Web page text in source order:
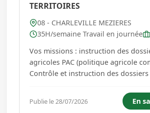
TERRITOIRES
08 - CHARLEVILLE MEZIERES
35H/semaine Travail en journée
Vos missions : instruction des
agricoles PAC (politique agricole
Contrôle et instruction des dossiers
parcellaire graphique Appui
différentes thématiques gérées au
Publie le 28/07/2026 En